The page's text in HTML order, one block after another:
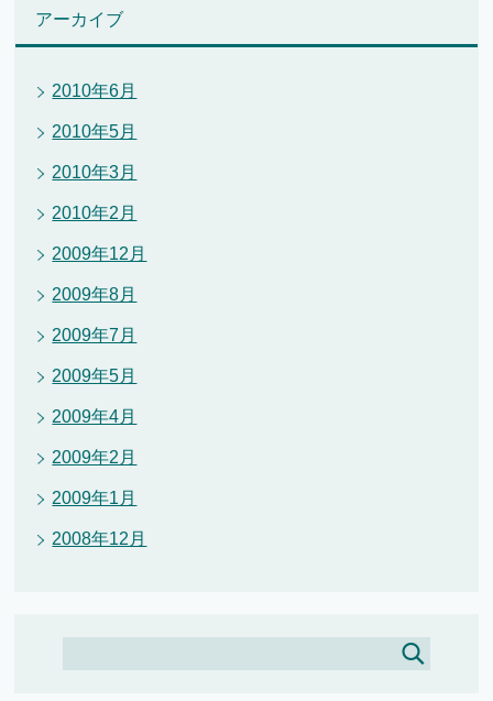
アーカイブ
2010年6月
2010年5月
2010年3月
2010年2月
2009年12月
2009年8月
2009年7月
2009年5月
2009年4月
2009年2月
2009年1月
2008年12月